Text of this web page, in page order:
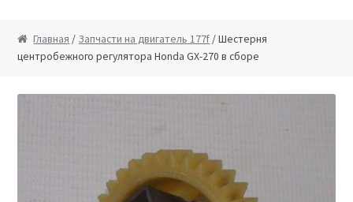
Запчасти на бензиновые двигатели
Запчасти на дизельные двигатели
Главная / Запчасти на двигатель 177f / Шестерня
центробежного регулятора Honda GX-270 в сборе